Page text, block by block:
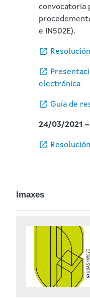
convocatoria
e IN502E).
electrónica
Guía de
24/03/2021
Resolución
Imaxes